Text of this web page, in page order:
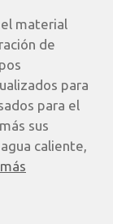
el material
de
para
para el
sus
caliente,